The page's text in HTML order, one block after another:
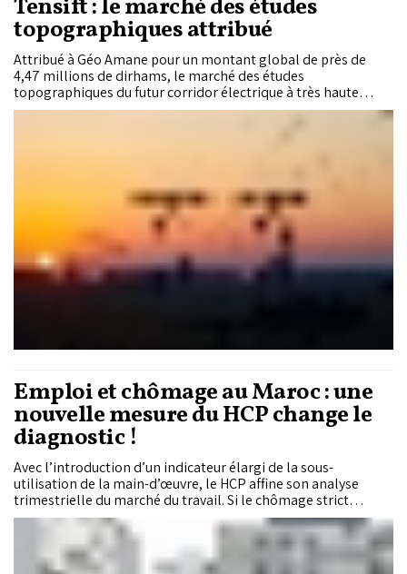
Tensift : le marché des études
topographiques attribué
Attribué à Géo Amane pour un montant global de près de
4,47 millions de dirhams, le marché des études
topographiques du futur corridor électrique à très haute
tension entre Boujdour et Tensift marque une nouvelle
avancée dans la mise en œuvre de l’autoroute électrique Sud-
Centre. Cette mission clé vise à définir le tracé optimal et à
énergies renouvelables.
Emploi et chômage au Maroc : une
nouvelle mesure du HCP change le
diagnostic !
Avec l’introduction d’un indicateur élargi de la sous-
utilisation de la main-d’œuvre, le HCP affine son analyse
trimestrielle du marché du travail. Si le chômage strict
s’établit à 10,8%, la réalité est plus nuancée : 22,5% des actifs
élargis sont soit au chômage, soit en situation de sous-
emploi, soit en dehors du marché du travail.